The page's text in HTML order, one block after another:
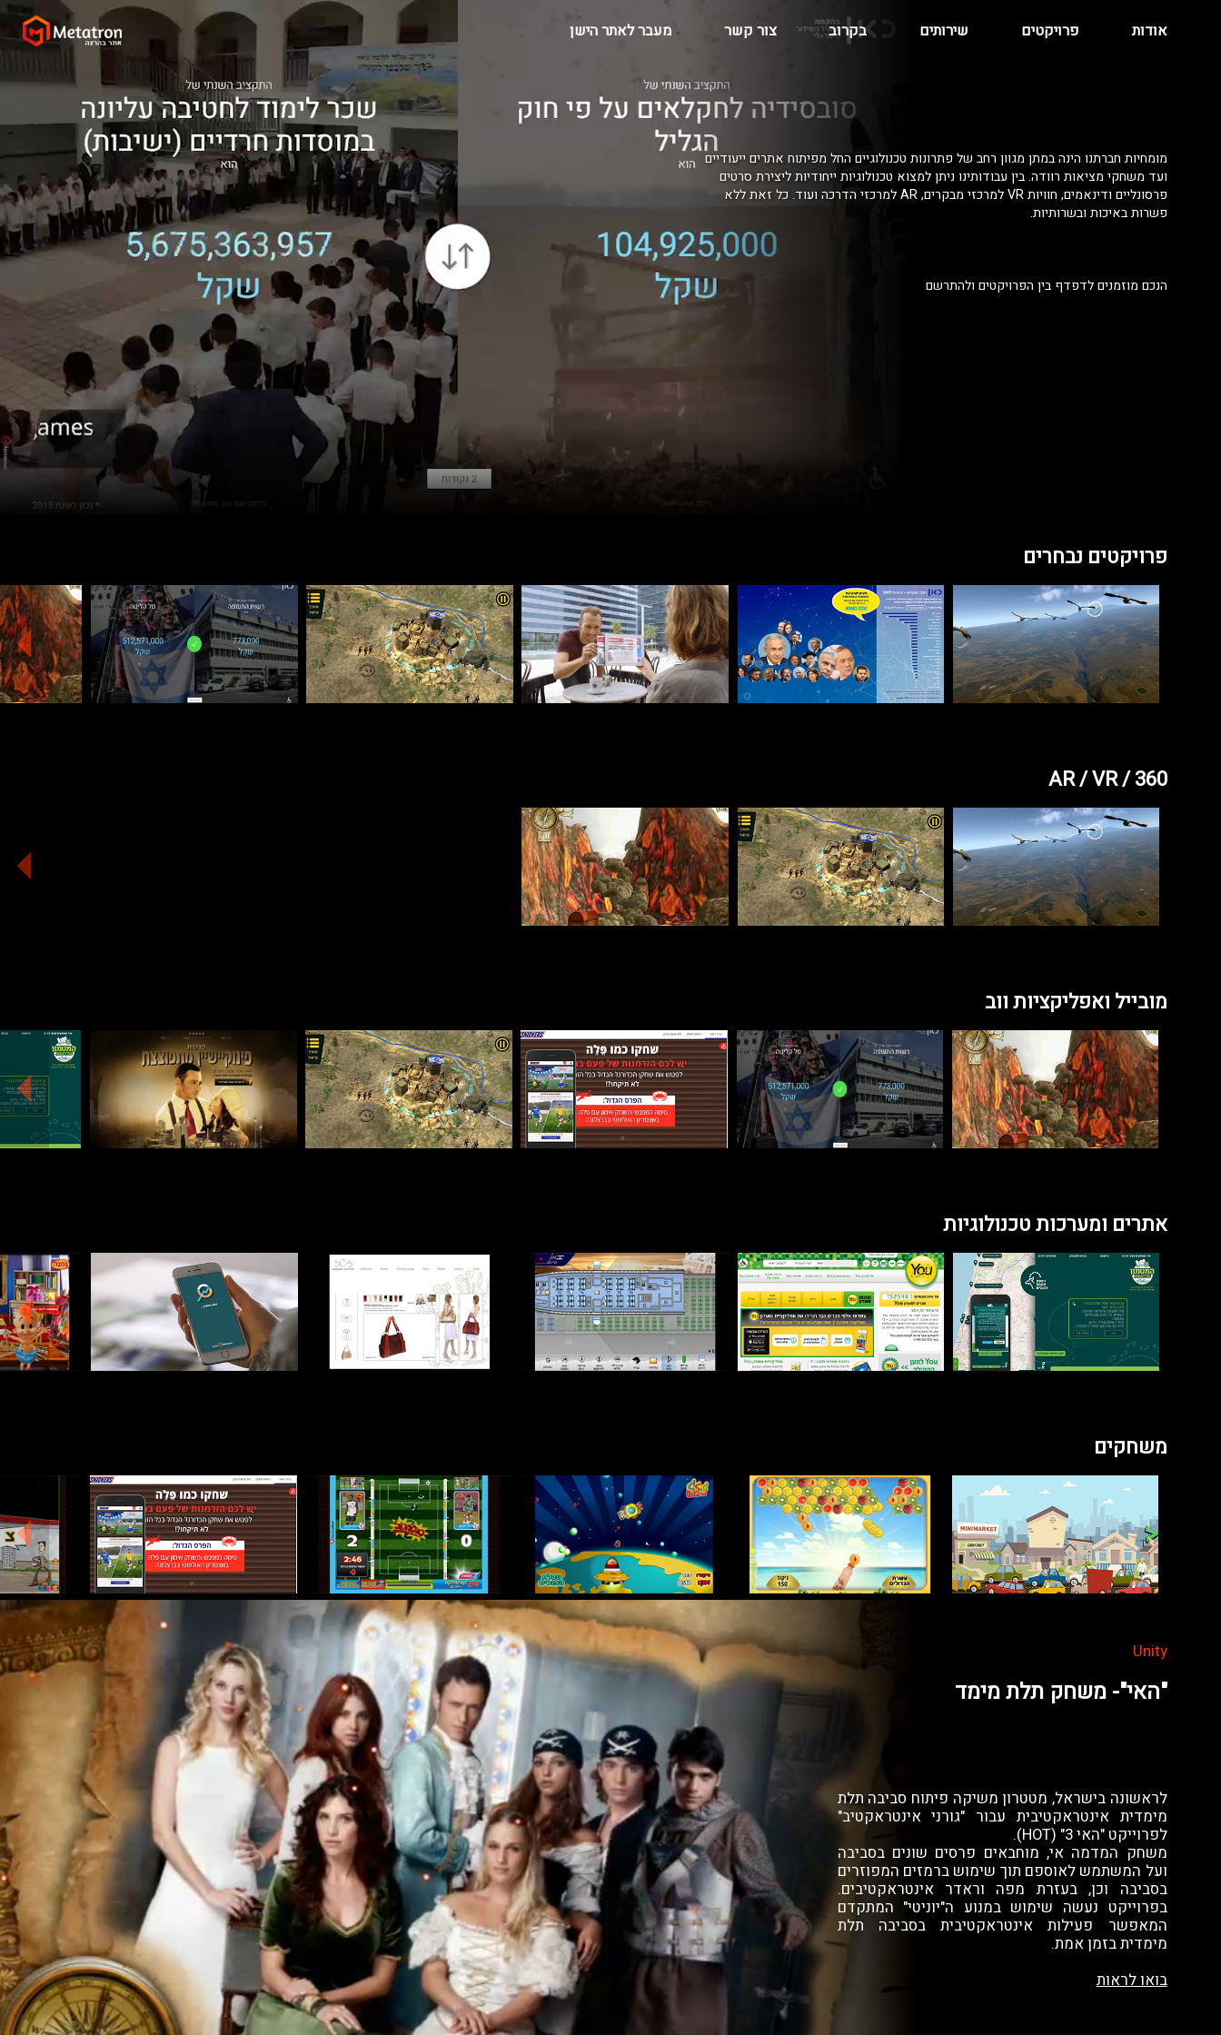
אודות פרויקטים שירותים בקרוב צור קשר מעבר לאתר הישן
מומחיות חברתנו הינה במתן מגוון רחב של פתרונות טכנולוגיים החל מפיתוח אתרים ייעודיים
ועד משחקי מציאות רוודה. בין עבודותינו ניתן למצוא טכנולוגיות ייחודיות ליצירת סרטים
פרסונליים ודינאמים, חוויות VR למרכזי מבקרים, AR למרכזי הדרכה ועוד. כל זאת ללא
פשרות באיכות ובשרותיות.
הנכם מוזמנים לדפדף בין הפרויקטים ולהתרשם
פרויקטים נבחרים
AR / VR / 360
מובייל ואפליקציות ווב
אתרים ומערכות טכנולוגיות
משחקים
Unity
"האי"- משחק תלת מימד
לראשונה בישראל, מטטרון משיקה פיתוח סביבה תלת
מימדית אינטראקטיבית עבור "גורני אינטראקטיב"
לפרוייקט "האי 3" (HOT).
משחק המדמה אי, מוחבאים פרסים שונים בסביבה
ועל המשתמש לאוספם תוך שימוש ברמזים המפוזרים
בסביבה וכן, בעזרת מפה וראדר אינטראקטיבים.
בפרוייקט נעשה שימוש במנוע ה"יוניטי" המתקדם
המאפשר פעילות אינטראקטיבית בסביבה תלת
מימדית בזמן אמת.
בואו לראות